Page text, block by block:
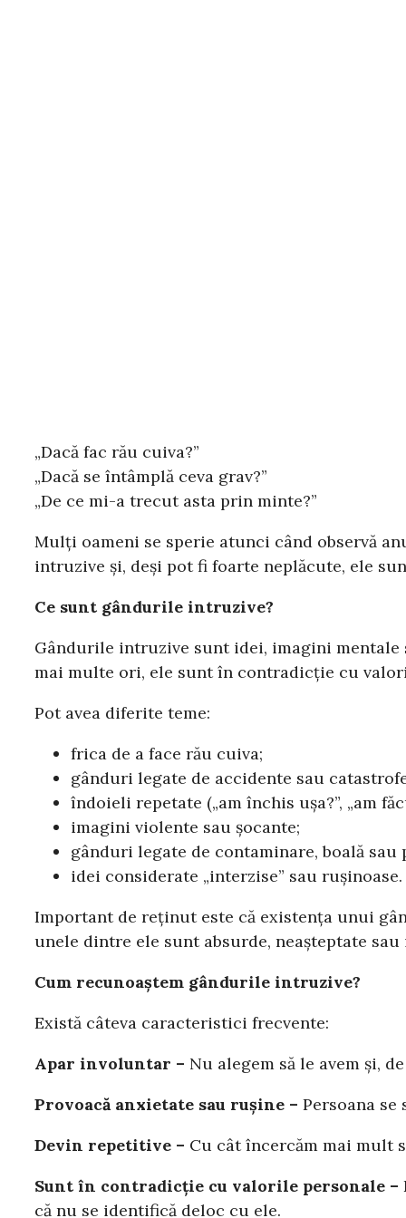
„Dacă fac rău cuiva?”
„Dacă se întâmplă ceva grav?”
„De ce mi-a trecut asta prin minte?”
Mulți oameni se sperie atunci când observă
intruzive și, deși pot fi foarte neplăcute, ele
Ce sunt gândurile intruzive?
Gândurile intruzive sunt idei, imagini
mai multe ori, ele sunt în contradicție cu
Pot avea diferite teme:
frica de a face rău cuiva;
gânduri legate de accidente sau
îndoieli repetate („am închis ușa?”, „am
imagini violente sau șocante;
gânduri legate de contaminare, boală sau
idei considerate „interzise” sau rușinoase.
Important de reținut este că existența unui
unele dintre ele sunt absurde, neașteptate
Cum recunoaștem gândurile intruzive?
Există câteva caracteristici frecvente:
Apar involuntar – Nu alegem să le avem și,
Provoacă anxietate sau rușine – Persoana se
Devin repetitive – Cu cât încercăm mai mult
Sunt în contradicție cu valorile personale –
că nu se identifică deloc cu ele.